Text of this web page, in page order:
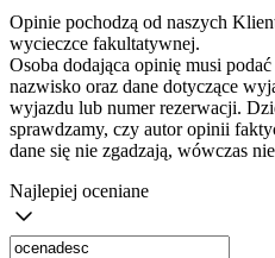
Opinie pochodzą od naszych
wycieczce fakultatywnej.
Osoba dodająca opinię musi
nazwisko oraz dane dotyczące
wyjazdu lub numer rezerwacji.
sprawdzamy, czy autor opinii
dane się nie zgadzają, wówczas
Najlepiej oceniane